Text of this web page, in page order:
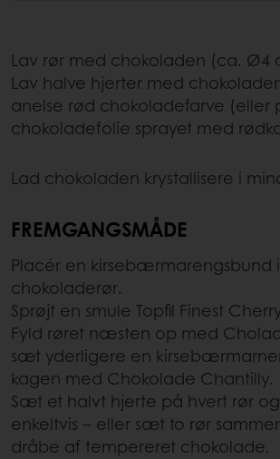
Lav rør med chokoladen (ca. Ø4
Lav halve hjerter med
anelse rød chokoladefarve (eller
chokoladefolie sprayet med
Lad chokoladen krystallisere i
FREMGANGSMÅDE
Placér en kirsebærmarengsbund
chokoladerør.
Sprøjt en smule Topfil Finest
Fyld røret næsten op med
sæt yderligere en
kagen med Chokolade Chantilly.
Sæt et halvt hjerte på hvert rør
enkeltvis – eller sæt to rør
dråbe af tempereret chokolade.